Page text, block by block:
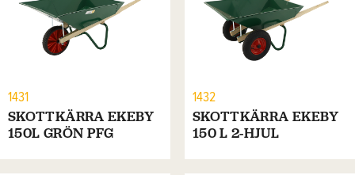
1431
SKOTTKÄRRA EKEBY
150L GRÖN PFG
1432
SKOTTKÄRRA EKEBY
150 L 2-HJUL